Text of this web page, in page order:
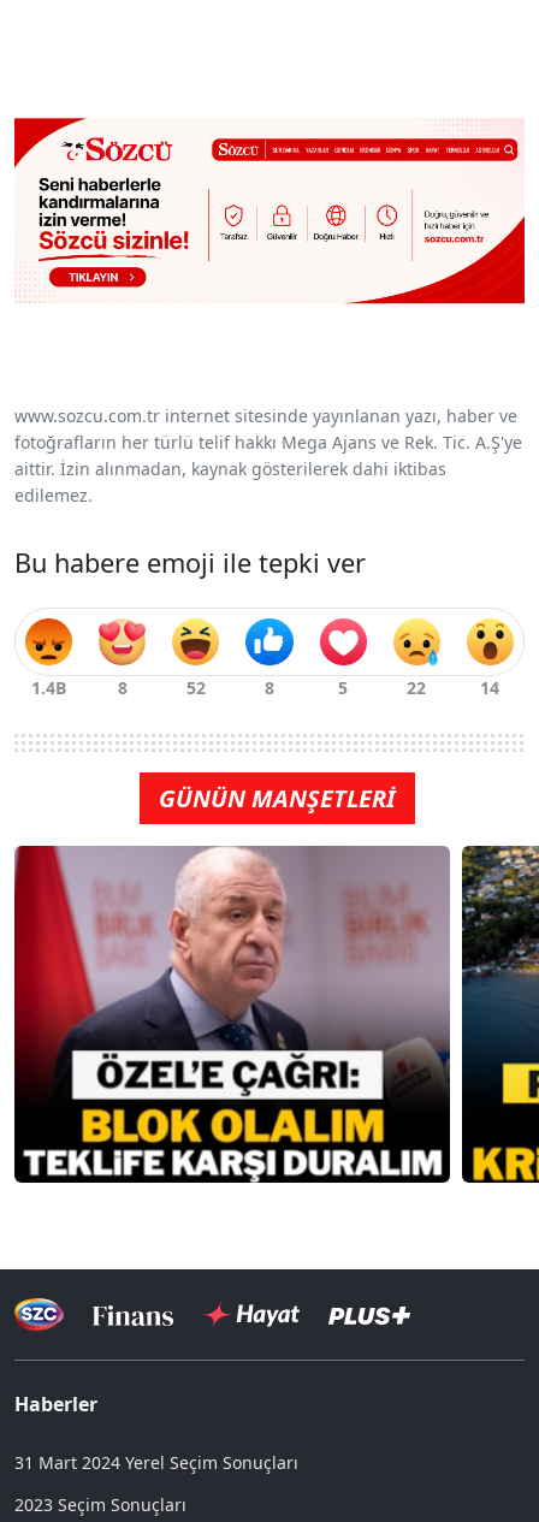
www.sozcu.com.tr internet sitesinde yayınlanan yazı, haber ve
fotoğrafların her türlü telif hakkı Mega Ajans ve Rek. Tic. A.Ş'ye
aittir. İzin alınmadan, kaynak gösterilerek dahi iktibas
edilemez.
Bu habere emoji ile tepki ver
GÜNÜN MANŞETLERİ
Haberler
31 Mart 2024 Yerel Seçim Sonuçları
2023 Seçim Sonuçları